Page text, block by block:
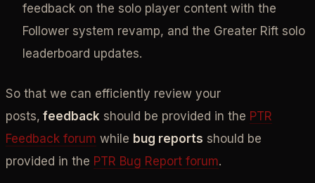
feedback on the solo player content with the
Follower system revamp, and the Greater Rift solo
leaderboard updates.
So that we can efficiently review your
posts, feedback should be provided in the PTR
Feedback forum while bug reports should be
provided in the PTR Bug Report forum.